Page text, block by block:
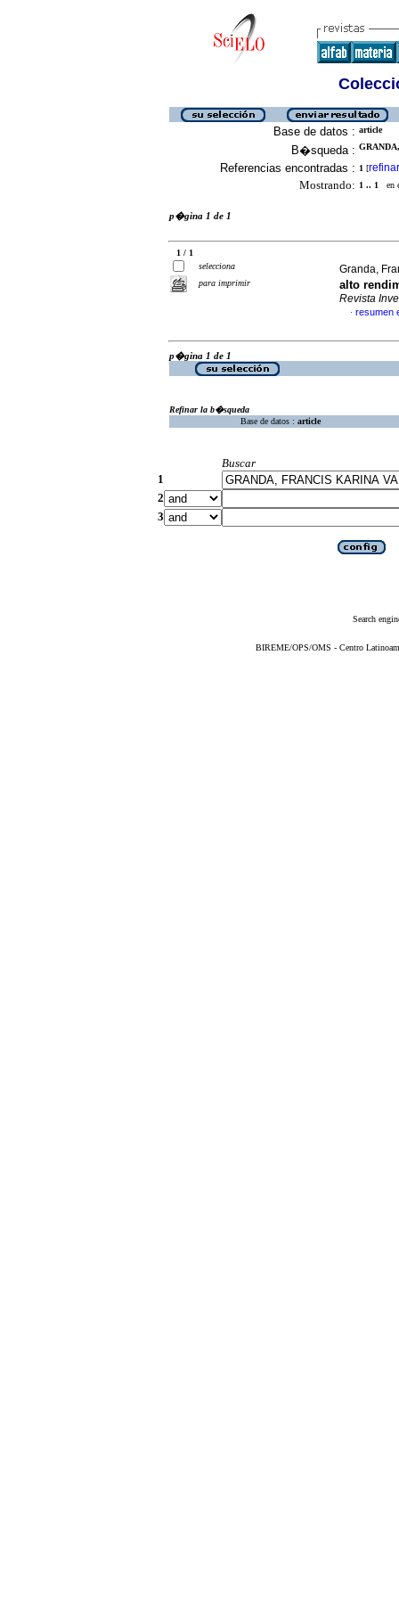
Base de datos : article
B�squeda :
Referencias encontradas : 1 [refinar
Mostrando: 1 .. 1 en
p�gina 1 de 1
1 / 1
selecciona
para imprimir
Granda,
alto
Revista
· resumen
p�gina 1 de 1
Refinar la b�squeda
Base de datos : article
Buscar
1
2
3
Search
BIREME/OPS/OMS - Centro